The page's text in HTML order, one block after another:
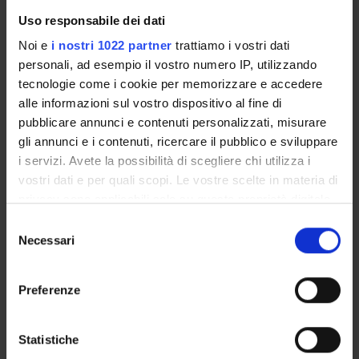
Uso responsabile dei dati
Noi e i nostri 1022 partner trattiamo i vostri dati
personali, ad esempio il vostro numero IP, utilizzando
tecnologie come i cookie per memorizzare e accedere
alle informazioni sul vostro dispositivo al fine di
pubblicare annunci e contenuti personalizzati, misurare
gli annunci e i contenuti, ricercare il pubblico e sviluppare
i servizi. Avete la possibilità di scegliere chi utilizza i
vostri dati e per quali scopi. Le vostre scelte in materia di
modificare o revocare il proprio consenso in qualsiasi
momento dalla Dichiarazione sui cookie o facendo clic
raccogliere informazioni sulla tua posizione
geografica, con un'approssimazione di qualche
delNecessari
Preferenze
Statistiche
Overview
Enrolment Procedures and Admission Requirements
Degree Programme
Courses
Notices
Governing bodies
Documents
STUDYING
COURSES
TRAINING